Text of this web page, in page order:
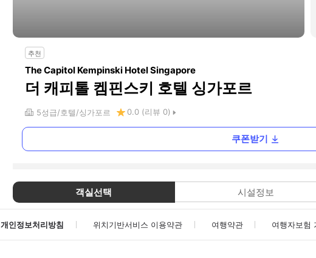
추천
The Capitol Kempinski Hotel Singapore
더 캐피톨 켐핀스키 호텔 싱가포르
5성급 호텔 싱가포르 0.0 (리뷰 0)
쿠폰받기
객실선택 시설정보
개인정보처리방침 위치기반서비스 이용약관 여행약관 여행자보험